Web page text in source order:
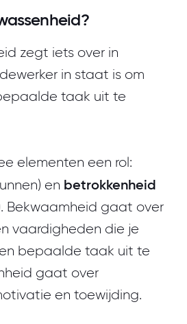
zegt iets over in
in staat is om
taak uit te
elementen een rol:
en betrokkenheid
Bekwaamheid gaat over
vaardigheden die je
bepaalde taak uit te
gaat over
en toewijding.